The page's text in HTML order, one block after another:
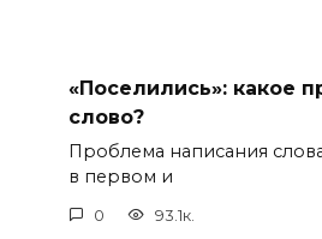
«Поселились»: какое
слово?
Проблема написания
в первом и
0 93.1к.